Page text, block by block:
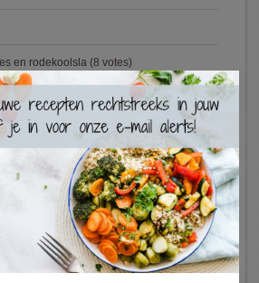
en rodekoolsla (8 votes)
garnalen(7 votes)
(7 votes)
Ramsay)(5 votes)
vijgen en bospaddestoelen(5
(21 votes)
×